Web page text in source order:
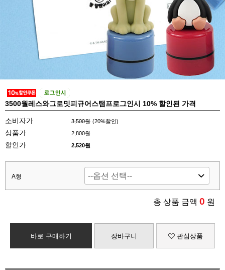
3500월레스와그로밋피규어스탬프로그인시 10% 할인된 가격
소비자가 3,500원 (20%할인)
상품가 2,800원
할인가 2,520원
A형
총 상품 금액 0 원
바로 구매하기 장바구니 관심상품